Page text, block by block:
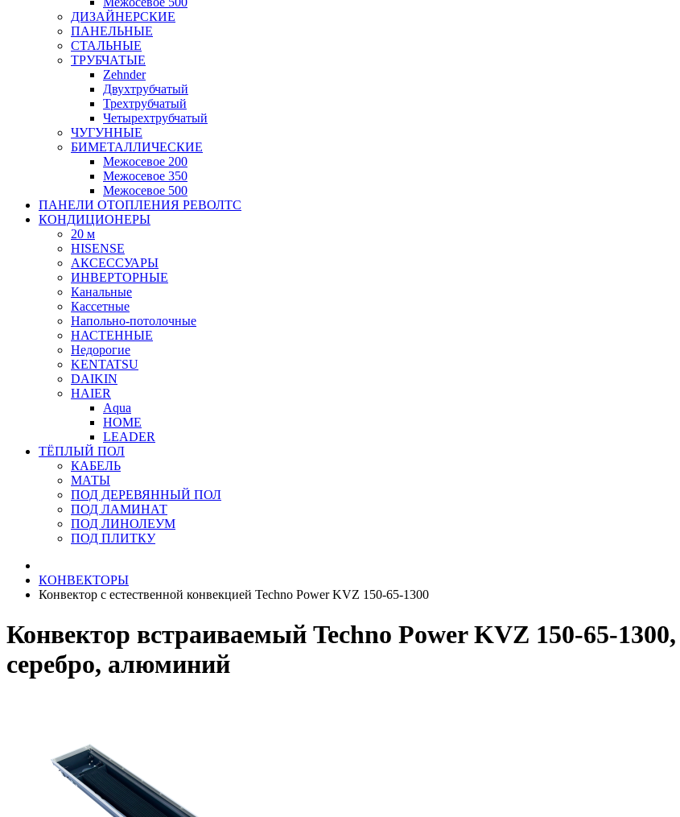
ДИЗАЙНЕРСКИЕ
ПАНЕЛЬНЫЕ
СТАЛЬНЫЕ
ТРУБЧАТЫЕ
Zehnder
Двухтрубчатый
Трехтрубчатый
Четырехтрубчатый
ЧУГУННЫЕ
БИМЕТАЛЛИЧЕСКИЕ
Межосевое 200
Межосевое 350
Межосевое 500
ПАНЕЛИ ОТОПЛЕНИЯ РЕВОЛТС
КОНДИЦИОНЕРЫ
20 м
HISENSE
АКСЕССУАРЫ
ИНВЕРТОРНЫЕ
Канальные
Кассетные
Напольно-потолочные
НАСТЕННЫЕ
Недорогие
KENTATSU
DAIKIN
HAIER
Aqua
HOME
LEADER
ТЁПЛЫЙ ПОЛ
КАБЕЛЬ
МАТЫ
ПОД ДЕРЕВЯННЫЙ ПОЛ
ПОД ЛАМИНАТ
ПОД ЛИНОЛЕУМ
ПОД ПЛИТКУ
КОНВЕКТОРЫ
Конвектор с естественной конвекцией Techno Power KVZ 150-65-1300
Конвектор встраиваемый Techno Power KVZ 150-65-
серебро, алюминий